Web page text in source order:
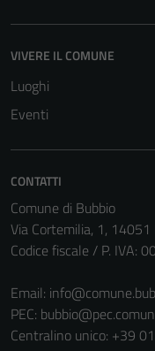
VIVERE IL COMUNE
Luoghi
Eventi
CONTATTI
Comune di Bubbio
Via Cortemilia, 1, 14051
Codice fiscale / P. IVA:
Email:
PEC:
Centralino unico: +39